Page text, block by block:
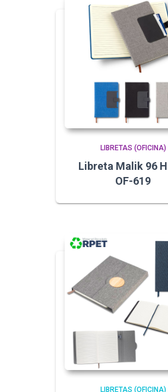
LIBRETAS (OFICINA)
Libreta Malik 96
OF-619
LIBRETAS (OFICINA)